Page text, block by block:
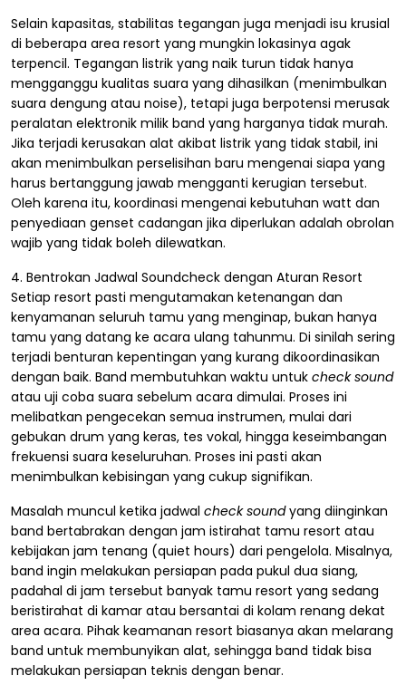
Selain kapasitas, stabilitas tegangan juga menjadi isu krusial
di beberapa area resort yang mungkin lokasinya agak
terpencil. Tegangan listrik yang naik turun tidak hanya
mengganggu kualitas suara yang dihasilkan (menimbulkan
suara dengung atau noise), tetapi juga berpotensi merusak
peralatan elektronik milik band yang harganya tidak murah.
Jika terjadi kerusakan alat akibat listrik yang tidak stabil, ini
akan menimbulkan perselisihan baru mengenai siapa yang
harus bertanggung jawab mengganti kerugian tersebut.
Oleh karena itu, koordinasi mengenai kebutuhan watt dan
penyediaan genset cadangan jika diperlukan adalah obrolan
wajib yang tidak boleh dilewatkan.
4. Bentrokan Jadwal Soundcheck dengan Aturan Resort
Setiap resort pasti mengutamakan ketenangan dan
kenyamanan seluruh tamu yang menginap, bukan hanya
tamu yang datang ke acara ulang tahunmu. Di sinilah sering
terjadi benturan kepentingan yang kurang dikoordinasikan
dengan baik. Band membutuhkan waktu untuk check sound
atau uji coba suara sebelum acara dimulai. Proses ini
melibatkan pengecekan semua instrumen, mulai dari
gebukan drum yang keras, tes vokal, hingga keseimbangan
frekuensi suara keseluruhan. Proses ini pasti akan
menimbulkan kebisingan yang cukup signifikan.
Masalah muncul ketika jadwal check soundyang diinginkan
band bertabrakan dengan jam istirahat tamu resort atau
kebijakan jam tenang (quiet hours) dari pengelola. Misalnya,
band ingin melakukan persiapan pada pukul dua siang,
padahal di jam tersebut banyak tamu resort yang sedang
beristirahat di kamar atau bersantai di kolam renang dekat
area acara. Pihak keamanan resort biasanya akan melarang
band untuk membunyikan alat, sehingga band tidak bisa
melakukan persiapan teknis dengan benar.